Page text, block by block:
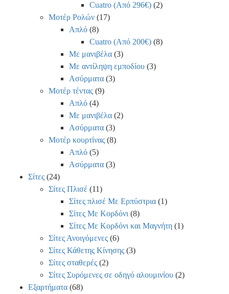
Cuatro (Από 296€) (2)
Μοτέρ Ρολών (17)
Απλό (8)
Cuatro (Από 200€) (8)
Με μανιβέλα (3)
Με αντίληψη εμποδίου (3)
Ασύρματα (3)
Μοτέρ τέντας (9)
Απλό (4)
Με μανιβέλα (2)
Ασύρματα (3)
Μοτέρ κουρτίνας (8)
Απλό (5)
Ασύρματα (3)
Σίτες (24)
Σίτες Πλισέ (11)
Σίτες πλισέ Με Ερπύστρια (1)
Σίτες Με Κορδόνι (8)
Σίτες Με Κορδόνι και Μαγνήτη (1)
Σίτες Ανοιγόμενες (6)
Σίτες Κάθετης Κίνησης (3)
Σίτες σταθερές (2)
Σίτες Συρόμενες σε οδηγό αλουμινίου (2)
Εξαρτήματα (68)